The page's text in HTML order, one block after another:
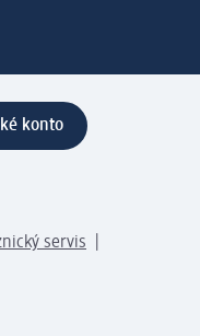
konto
servis